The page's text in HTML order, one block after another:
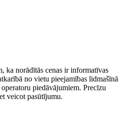
ka norādītās cenas ir ​informatīvas
​no ​vietu pieejamības lidmašīnā
piedāvājumiem. Precīzu
veicot pasūtījumu.